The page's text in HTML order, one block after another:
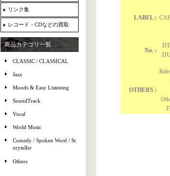
リンク集
レコード・CDなどの買取
商品カテゴリ一覧
CLASSIC / CLASSICAL
Jazz
Moods & Easy Listening
SoundTrack
Vocal
World Music
Comedy / Spoken Word / St
oryteller
Others
LABEL :
No. :
OTHERS :